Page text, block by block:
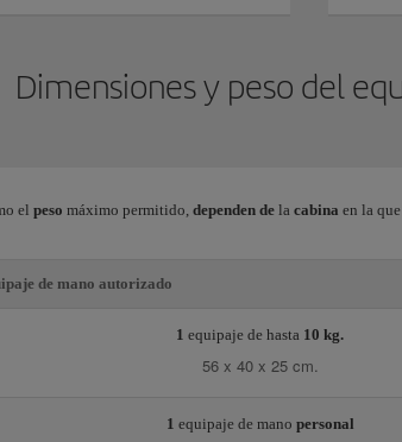
Dimensiones y peso del
el peso máximo permitido, dependen de la cabina en la
de mano autorizado
1 equipaje de hasta 10 kg.
56 x 40 x 25 cm.
1 equipaje de mano personal